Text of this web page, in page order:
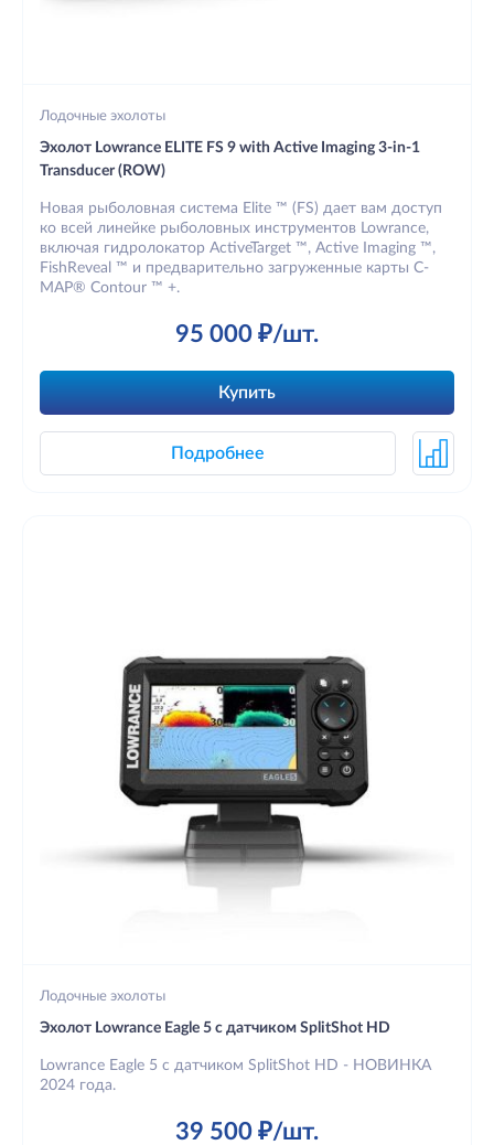
Лодочные эхолоты
Эхолот Lowrance ELITE FS 9 with Active Imaging 3-in-1
Transducer (ROW)
Новая рыболовная система Elite ™ (FS) дает вам доступ
ко всей линейке рыболовных инструментов Lowrance,
включая гидролокатор ActiveTarget ™, Active Imaging ™,
FishReveal ™ и предварительно загруженные карты C-
MAP® Contour ™ +.
95 000 ₽/шт.
Купить
Подробнее
Лодочные эхолоты
Эхолот Lowrance Eagle 5 с датчиком SplitShot HD
Lowrance Eagle 5 с датчиком SplitShot HD - НОВИНКА
2024 года.
39 500 ₽/шт.